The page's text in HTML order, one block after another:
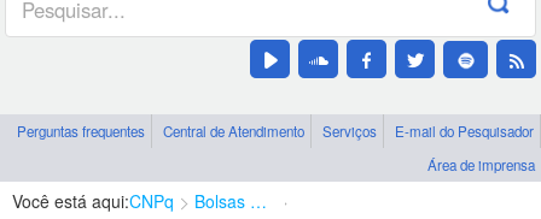
Perguntas frequentes Central de Atendimento Serviços
E-mail do Pesquisador
Área de imprensa
Você está aqui:CNPq Bolsas e Auxílios Vigentes